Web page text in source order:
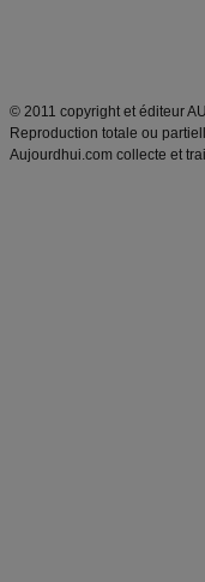
© 2011 copyright et éditeur
Reproduction totale ou
Aujourdhui.com collecte et